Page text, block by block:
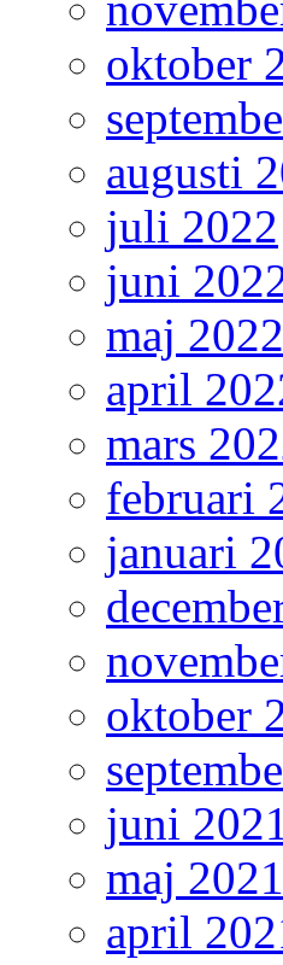
oktober
augusti
juli 2022
juni
maj 2022
april
mars
februari
januari
oktober
juni 2021
maj 2021
april